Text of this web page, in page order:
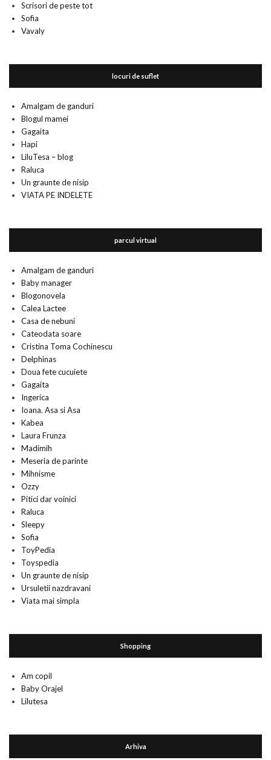
Scrisori de peste tot
Sofia
Vavaly
locuri de suflet
Amalgam de ganduri
Blogul mamei
Gagaita
Hapi
LiluTesa – blog
Raluca
Un graunte de nisip
VIATA PE INDELETE
parcul virtual
Amalgam de ganduri
Baby manager
Blogonovela
Calea Lactee
Casa de nebuni
Cateodata soare
Cristina Toma Cochinescu
Delphinas
Doua fete cucuiete
Gagaita
Ingerica
Ioana. Asa si Asa
Kabea
Laura Frunza
Madimih
Meseria de parinte
Mihnisme
Ozzy
Pitici dar voinici
Raluca
Sleepy
Sofia
ToyPedia
Toyspedia
Un graunte de nisip
Ursuletii nazdravani
Viata mai simpla
Shopping
Am copil
Baby Orajel
Lilutesa
Arhiva